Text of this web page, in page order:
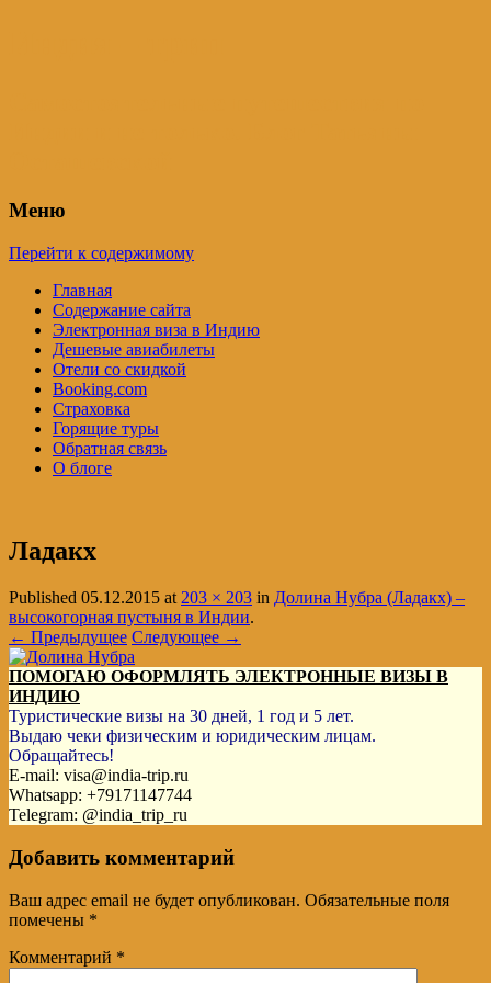
Меню
Перейти к содержимому
Главная
Содержание сайта
Электронная виза в Индию
Дешевые авиабилеты
Отели со скидкой
Booking.com
Страховка
Горящие туры
Обратная связь
О блоге
Ладакх
Published 05.12.2015 at 203 × 203 in Долина Нубра (Ладакх) –
высокогорная пустыня в Индии.
← Предыдущее Следующее →
ПОМОГАЮ ОФОРМЛЯТЬ ЭЛЕКТРОННЫЕ ВИЗЫ В
ИНДИЮ
Туристические визы на 30 дней, 1 год и 5 лет.
Выдаю чеки физическим и юридическим лицам.
Обращайтесь!
E-mail: visa@india-trip.ru
Whatsapp: +79171147744
Telegram: @india_trip_ru
Добавить комментарий
Ваш адрес email не будет опубликован. Обязательные поля
помечены *
Комментарий *